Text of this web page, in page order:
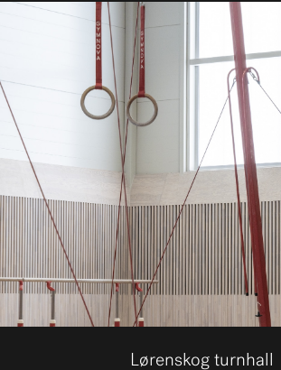
Lørenskog turnhall